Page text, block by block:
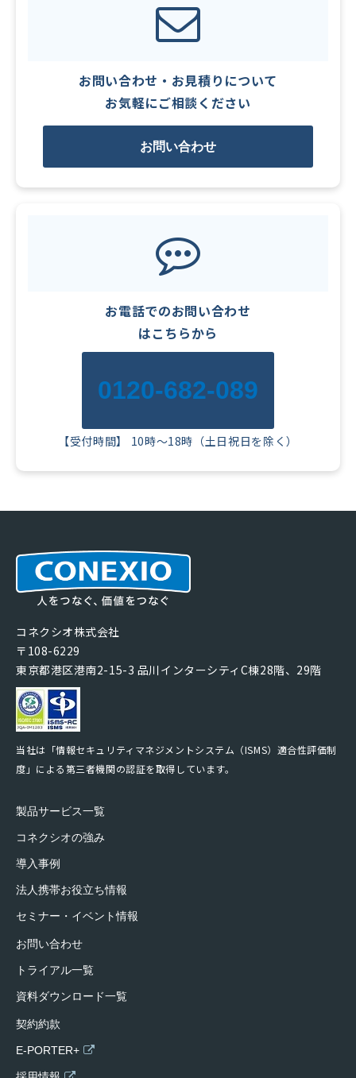
お問い合わせ・お見積りについて
お気軽にご相談ください
お問い合わせ
お電話でのお問い合わせ
はこちらから
0120-682-089
【受付時間】 10時～18時（土日祝日を除く）
コネクシオ株式会社
〒108-6229
東京都港区港南2-15-3 品川インターシティC棟28階、29階
当社は「情報セキュリティマネジメントシステム（ISMS）適合性評価制
度」による第三者機関の認証を取得しています。
製品サービス一覧
コネクシオの強み
導入事例
法人携帯お役立ち情報
セミナー・イベント情報
お問い合わせ
トライアル一覧
資料ダウンロード一覧
契約約款
E-PORTER+